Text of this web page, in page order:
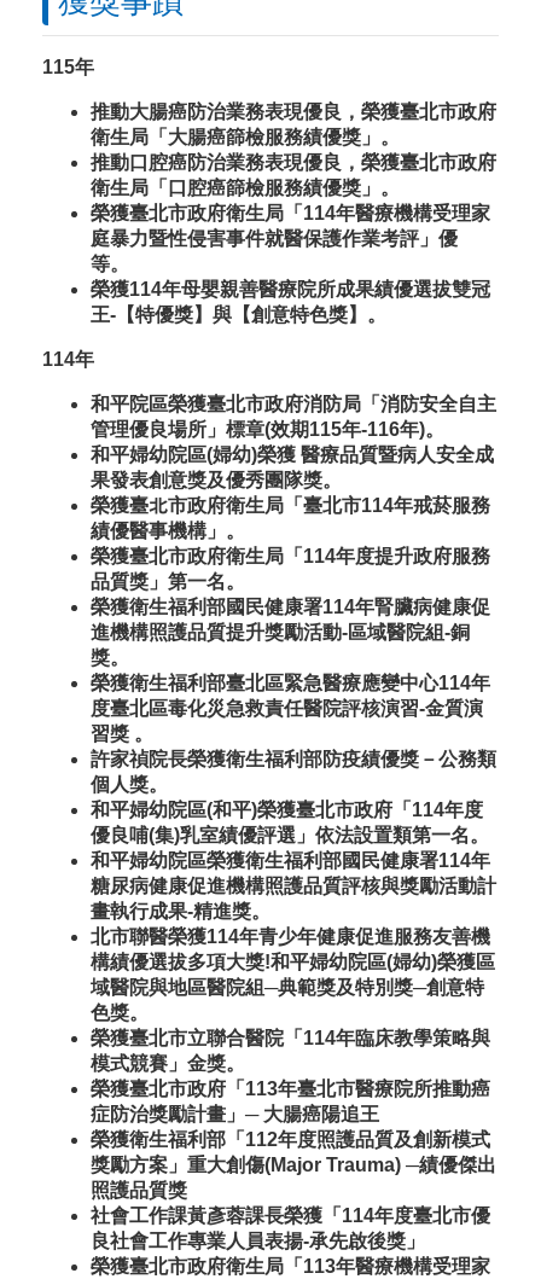
115年
推動大腸癌防治業務表現優良，榮獲臺北市政府
衛生局「大腸癌篩檢服務績優獎」。
推動口腔癌防治業務表現優良，榮獲臺北市政府
衛生局「口腔癌篩檢服務績優獎」。
榮獲臺北市政府衛生局「114年醫療機構受理家
庭暴力暨性侵害事件就醫保護作業考評」優
等。
榮獲114年母嬰親善醫療院所成果績優選拔雙冠
王-【特優獎】與【創意特色獎】。
114年
和平院區榮獲臺北市政府消防局「消防安全自主
管理優良場所」標章(效期115年-116年)。
和平婦幼院區(婦幼)榮獲 醫療品質暨病人安全成
果發表創意獎及優秀團隊獎。
榮獲臺北市政府衛生局「臺北市114年戒菸服務
績優醫事機構」。
榮獲臺北市政府衛生局「114年度提升政府服務
品質獎」第一名。
榮獲衛生福利部國民健康署114年腎臟病健康促
進機構照護品質提升獎勵活動-區域醫院組-銅
獎。
榮獲衛生福利部臺北區緊急醫療應變中心114年
度臺北區毒化災急救責任醫院評核演習-金質演
習獎 。
許家禎院長榮獲衛生福利部防疫績優獎－公務類
個人獎。
和平婦幼院區(和平)榮獲臺北市政府「114年度
優良哺(集)乳室績優評選」依法設置類第一名。
和平婦幼院區榮獲衛生福利部國民健康署114年
糖尿病健康促進機構照護品質評核與獎勵活動計
畫執行成果-精進獎。
北市聯醫榮獲114年青少年健康促進服務友善機
構績優選拔多項大獎!和平婦幼院區(婦幼)榮獲區
域醫院與地區醫院組─典範獎及特別獎─創意特
色獎。
榮獲臺北市立聯合醫院「114年臨床教學策略與
模式競賽」金獎。
榮獲臺北市政府「113年臺北市醫療院所推動癌
症防治獎勵計畫」─ 大腸癌陽追王
榮獲衛生福利部「112年度照護品質及創新模式
獎勵方案」重大創傷(Major Trauma) ─績優傑出
照護品質獎
社會工作課黃彥蓉課長榮獲「114年度臺北市優
良社會工作專業人員表揚-承先啟後獎」
榮獲臺北市政府衛生局「113年醫療機構受理家